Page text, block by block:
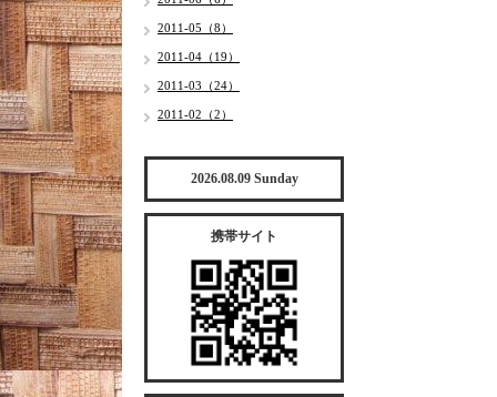
2011-05（8）
2011-04（19）
2011-03（24）
2011-02（2）
2026.08.09 Sunday
携帯サイト